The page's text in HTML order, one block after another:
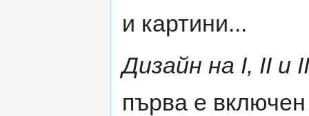
и картини...
Дизайн на І, ІІ и
първа е